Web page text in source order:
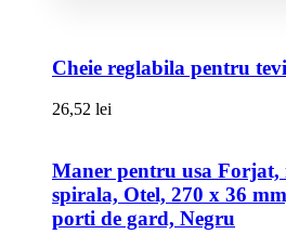
Cheie reglabila pentru
26,52 lei
Maner pentru usa Forjat,
spirala, Otel, 270 x 36
porti de gard, Negru